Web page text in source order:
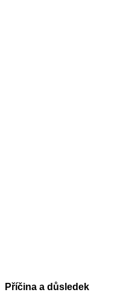
Příčina a důsledek